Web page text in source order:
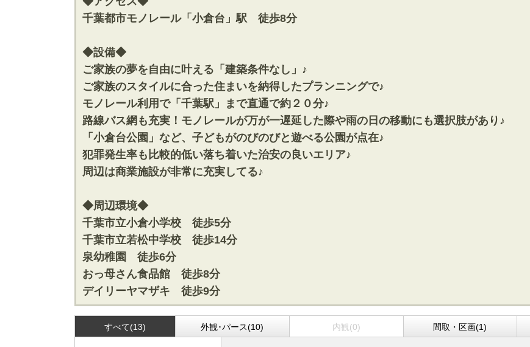
千葉都市モノレール「小倉台」駅 徒歩8分
◆設備◆
ご家族の夢を自由に叶える「建築条件なし」♪
ご家族のスタイルに合った住まいを納得したプランニングで♪
モノレール利用で「千葉駅」まで直通で約２０分♪
路線バス網も充実！モノレールが万が一遅延した際や雨の日の移動にも選択肢があり♪
「小倉台公園」など、子どもがのびのびと遊べる公園が点在♪
犯罪発生率も比較的低い落ち着いた治安の良いエリア♪
周辺は商業施設が非常に充実してる♪
◆周辺環境◆
千葉市立小倉小学校 徒歩5分
千葉市立若松中学校 徒歩14分
泉幼稚園 徒歩6分
おっ母さん食品館 徒歩8分
デイリーヤマザキ 徒歩9分
すべて(13) 外観･パース(10) 内観(0) 間取・区画(1)
物件検索
新築一戸建
エリアから探す
路線から探す
中古一戸建
エリアから探す
路線から探す
エリアから探す
松戸･柏方面エリア
松戸･柏方面エリアの新築一戸建
松戸･柏方面エリアの中古一戸建
松戸･柏方面エリアのマンション
松戸･柏方面エリアの土地
成田･銚子方面エリア
成田･銚子方面エリアの新築一戸建
千葉市エリアの新築一戸建
外房エリアの新築一戸建
内房エリアの新築一戸建